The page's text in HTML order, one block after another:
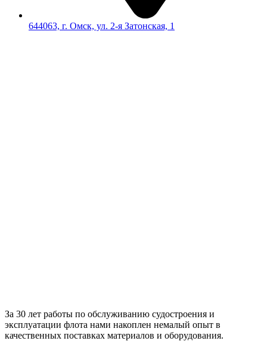
644063, г. Омск, ул. 2-я Затонская, 1
За 30 лет работы по обслуживанию судостроения и
эксплуатации флота нами накоплен немалый опыт в
качественных поставках материалов и оборудования.